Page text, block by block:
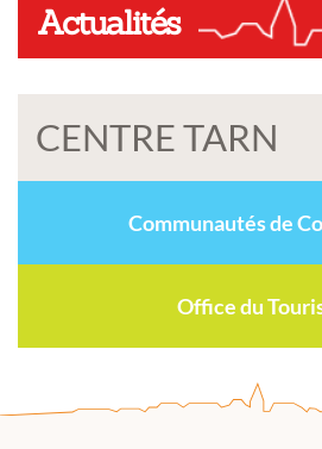
Actualités
CENTRE TARN
Communautés de
Office du